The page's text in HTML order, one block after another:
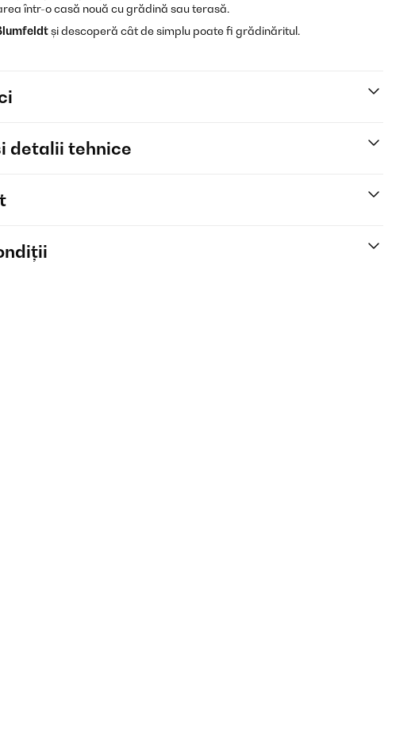
într-o casă nouă cu grădină sau terasă.
și descoperă cât de simplu poate fi grădinăritul.
detalii tehnice